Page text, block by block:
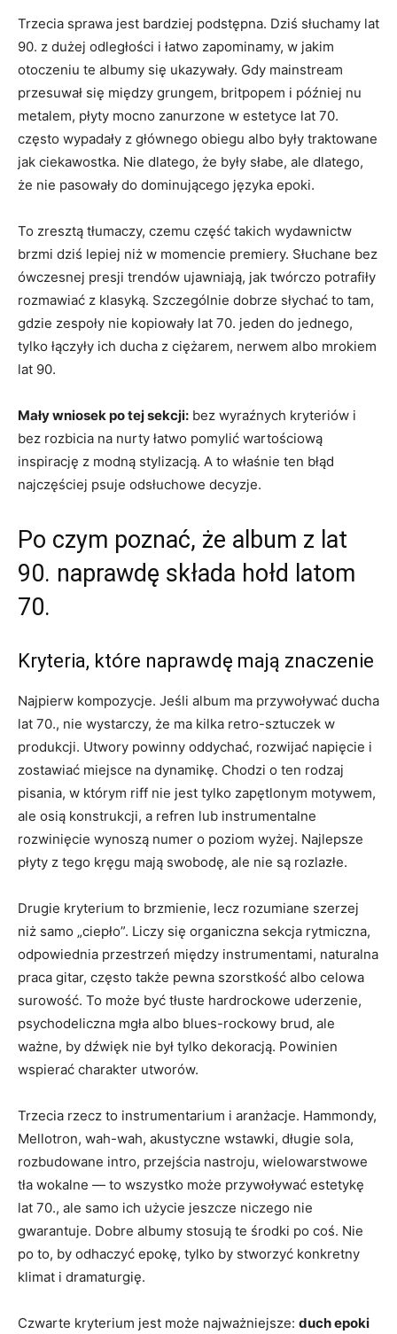
Trzecia sprawa jest bardziej podstępna. Dziś słuchamy lat
90. z dużej odległości i łatwo zapominamy, w jakim
otoczeniu te albumy się ukazywały. Gdy mainstream
przesuwał się między grungem, britpopem i później nu
metalem, płyty mocno zanurzone w estetyce lat 70.
często wypadały z głównego obiegu albo były traktowane
jak ciekawostka. Nie dlatego, że były słabe, ale dlatego,
że nie pasowały do dominującego języka epoki.
To zresztą tłumaczy, czemu część takich wydawnictw
brzmi dziś lepiej niż w momencie premiery. Słuchane bez
ówczesnej presji trendów ujawniają, jak twórczo potrafiły
rozmawiać z klasyką. Szczególnie dobrze słychać to tam,
gdzie zespoły nie kopiowały lat 70. jeden do jednego,
tylko łączyły ich ducha z ciężarem, nerwem albo mrokiem
lat 90.
Mały wniosek po tej sekcji: bez wyraźnych kryteriów i
bez rozbicia na nurty łatwo pomylić wartościową
inspirację z modną stylizacją. A to właśnie ten błąd
najczęściej psuje odsłuchowe decyzje.
Po czym poznać, że album z lat
90. naprawdę składa hołd latom
70.
Kryteria, które naprawdę mają znaczenie
Najpierw kompozycje. Jeśli album ma przywoływać ducha
lat 70., nie wystarczy, że ma kilka retro-sztuczek w
produkcji. Utwory powinny oddychać, rozwijać napięcie i
zostawiać miejsce na dynamikę. Chodzi o ten rodzaj
pisania, w którym riff nie jest tylko zapętlonym motywem,
ale osią konstrukcji, a refren lub instrumentalne
rozwinięcie wynoszą numer o poziom wyżej. Najlepsze
płyty z tego kręgu mają swobodę, ale nie są rozlazłe.
Drugie kryterium to brzmienie, lecz rozumiane szerzej
niż samo „ciepło”. Liczy się organiczna sekcja rytmiczna,
odpowiednia przestrzeń między instrumentami, naturalna
praca gitar, często także pewna szorstkość albo celowa
surowość. To może być tłuste hardrockowe uderzenie,
psychodeliczna mgła albo blues-rockowy brud, ale
ważne, by dźwięk nie był tylko dekoracją. Powinien
wspierać charakter utworów.
Trzecia rzecz to instrumentarium i aranżacje. Hammondy,
Mellotron, wah-wah, akustyczne wstawki, długie sola,
rozbudowane intro, przejścia nastroju, wielowarstwowe
tła wokalne — to wszystko może przywoływać estetykę
lat 70., ale samo ich użycie jeszcze niczego nie
gwarantuje. Dobre albumy stosują te środki po coś. Nie
po to, by odhaczyć epokę, tylko by stworzyć konkretny
klimat i dramaturgię.
Czwarte kryterium jest może najważniejsze: duch epoki